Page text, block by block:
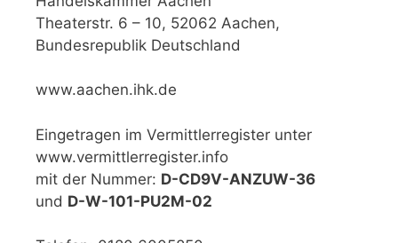
Theaterstr. 6 – 10, 52062 Aachen,
Bundesrepublik Deutschland
www.aachen.ihk.de
Eingetragen im Vermittlerregister unter
www.vermittlerregister.info
mit der Nummer: D-CD9V-ANZUW-36
und D-W-101-PU2M-02